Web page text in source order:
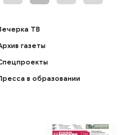
ТВ
газеты
в образовании